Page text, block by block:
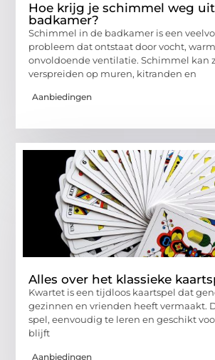
Hoe krijg je schimmel weg
badkamer?
Schimmel in de badkamer is een
probleem dat ontstaat door vocht,
onvoldoende ventilatie. Schimmel kan
verspreiden op muren, kitranden en
Aanbiedingen
Alles over het klassieke
Kwartet is een tijdloos kaartspel dat
gezinnen en vrienden heeft vermaakt.
spel, eenvoudig te leren en geschikt
blijft
Aanbiedingen